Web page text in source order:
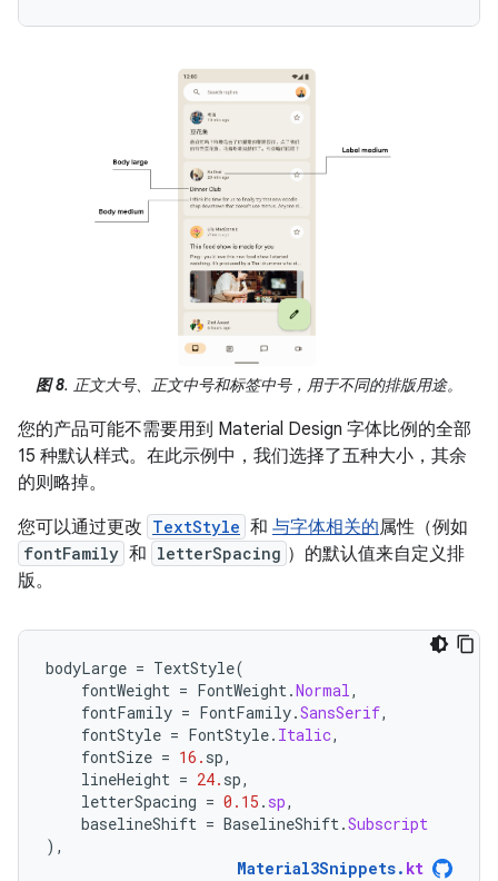
图 8. 正文大号、正文中号和标签中号，用于不同的排版用途。
您的产品可能不需要用到 Material Design 字体比例的全部
15 种默认样式。在此示例中，我们选择了五种大小，其余
的则略掉。
您可以通过更改 TextStyle 和 与字体相关的属性（例如
fontFamily 和 letterSpacing ）的默认值来自定义排
版。
bodyLarge = TextStyle(
fontWeight = FontWeight.Normal,
fontFamily = FontFamily.SansSerif,
fontStyle = FontStyle. Italic,
fontSize = 16. sp,
lineHeight = 24. sp,
letterSpacing = 0.15 . sp,
baselineShift = BaselineShift.Subscript
),
Material3Snippets. kt